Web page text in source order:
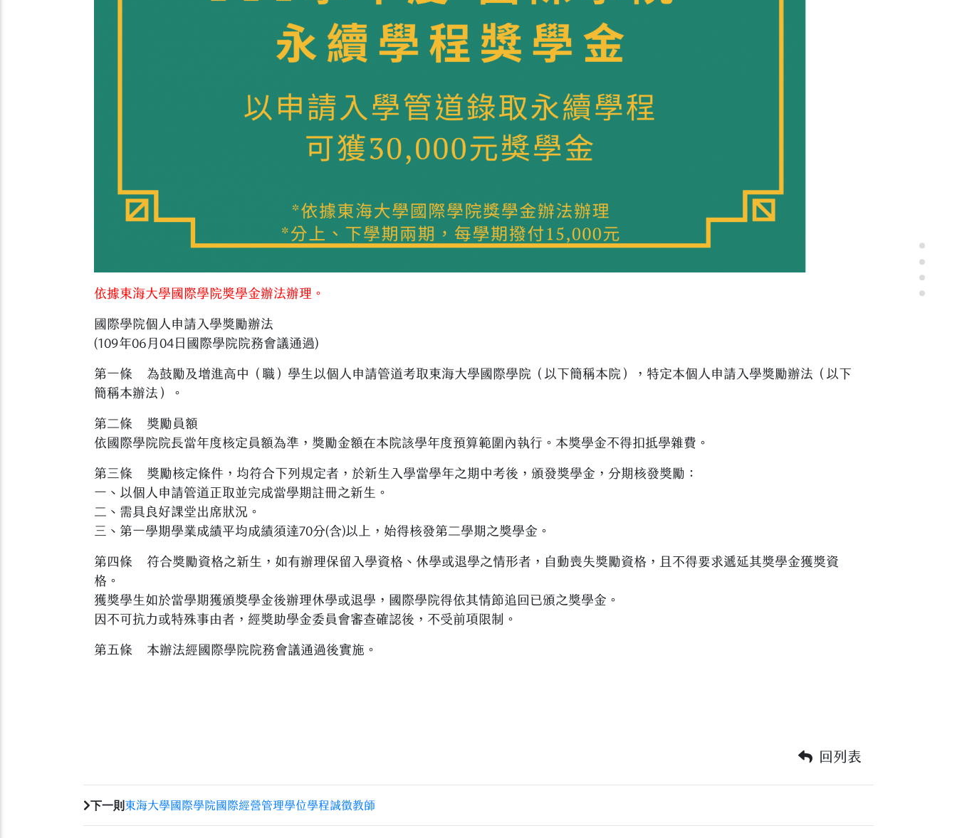
依據東海大學國際學院獎學金辦法辦理。
國際學院個人申請入學獎勵辦法
(109年06月04日國際學院院務會議通過)
第一條 為鼓勵及增進高中（職）學生以個人申請管道考取東海大學國際學院（以下簡稱本院），特定本個人申請入學獎勵辦法（以下
簡稱本辦法）。
第二條 獎勵員額
依國際學院院長當年度核定員額為準，獎勵金額在本院該學年度預算範圍內執行。本獎學金不得扣抵學雜費。
第三條 獎勵核定條件，均符合下列規定者，於新生入學當學年之期中考後，頒發獎學金，分期核發獎勵：
一、以個人申請管道正取並完成當學期註冊之新生。
二、需具良好課堂出席狀況。
三、第一學期學業成績平均成績須達70分(含)以上，始得核發第二學期之獎學金。
第四條 符合獎勵資格之新生，如有辦理保留入學資格、休學或退學之情形者，自動喪失獎勵資格，且不得要求遞延其獎學金獲獎資
格。
獲獎學生如於當學期獲頒獎學金後辦理休學或退學，國際學院得依其情節追回已頒之獎學金。
因不可抗力或特殊事由者，經獎助學金委員會審查確認後，不受前項限制。
第五條 本辦法經國際學院院務會議通過後實施。
回列表
下一則 東海大學國際學院國際經營管理學位學程誠徵教師